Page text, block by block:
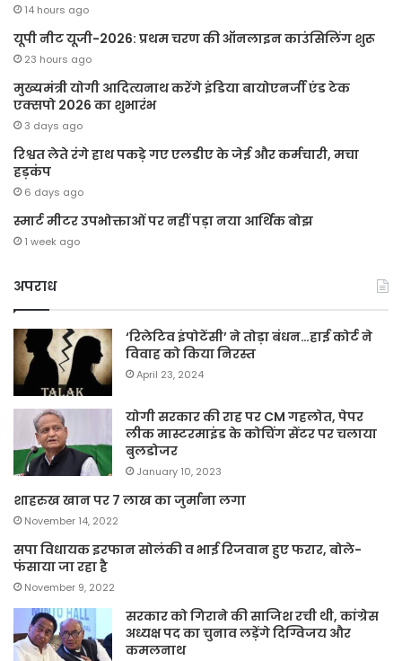
14 hours ago
यूपी नीट यूजी-2026: प्रथम चरण की ऑनलाइन काउंसिलिंग शुरू
23 hours ago
मुख्यमंत्री योगी आदित्यनाथ करेंगे इंडिया बायोएनर्जी एंड टेक
एक्सपो 2026 का शुभारंभ
3 days ago
रिश्वत लेते रंगे हाथ पकड़े गए एलडीए के जेई और कर्मचारी, मचा
हड़कंप
6 days ago
स्मार्ट मीटर उपभोक्ताओं पर नहीं पड़ा नया आर्थिक बोझ
1 week ago
अपराध
‘रिलेटिव इंपोटेंसी’ ने तोड़ा बंधन…हाई कोर्ट ने
विवाह को किया निरस्त
April 23, 2024
योगी सरकार की राह पर CM गहलोत, पेपर
लीक मास्टरमाइंड के कोचिंग सेंटर पर चलाया
बुलडोजर
January 10, 2023
शाहरुख खान पर 7 लाख का जुर्माना लगा
November 14, 2022
सपा विधायक इरफान सोलंकी व भाई रिजवान हुए फरार, बोले-
फंसाया जा रहा है
November 9, 2022
सरकार को गिराने की साजिश रची थी, कांग्रेस
अध्यक्ष पद का चुनाव लड़ेंगे दिग्विजय और
कमलनाथ